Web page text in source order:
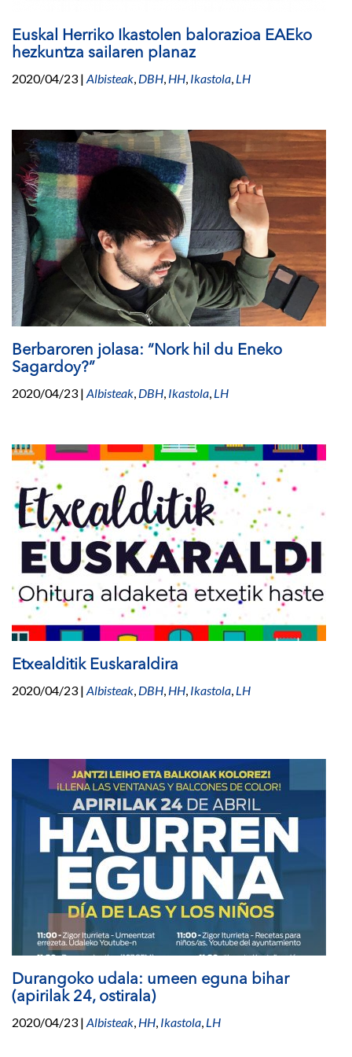
Euskal Herriko Ikastolen balorazioa EAEko
hezkuntza sailaren planaz
2020/04/23 | Albisteak, DBH, HH, Ikastola, LH
Berbaroren jolasa: “Nork hil du Eneko
Sagardoy?”
2020/04/23 | Albisteak, DBH, Ikastola, LH
Etxealditik Euskaraldira
2020/04/23 | Albisteak, DBH, HH, Ikastola, LH
Durangoko udala: umeen eguna bihar
(apirilak 24, ostirala)
2020/04/23 | Albisteak, HH, Ikastola, LH